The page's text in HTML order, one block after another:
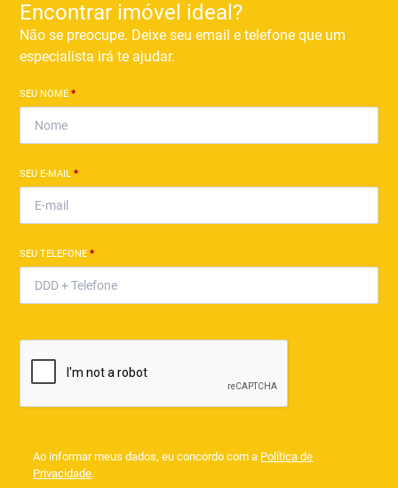
Encontrar imóvel ideal?
Não se preocupe. Deixe seu email e telefone que um
especialista irá te ajudar.
SEU NOME*
SEU E-MAIL*
SEU TELEFONE*
Ao informar meus dados, eu concordo com a Política de
Privacidade.